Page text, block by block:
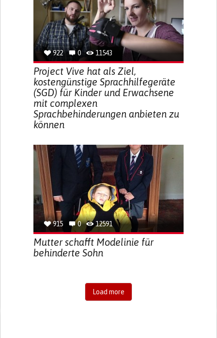
922 0 11543
Project Vive hat als Ziel,
kostengünstige Sprachhilfegeräte
(SGD) für Kinder und Erwachsene
mit complexen
Sprachbehinderungen anbieten zu
können
915 0 12591
Mutter schafft Modelinie für
behinderte Sohn
Load more